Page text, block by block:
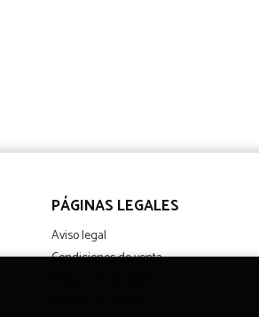
PÁGINAS LEGALES
Aviso legal
Condiciones de venta